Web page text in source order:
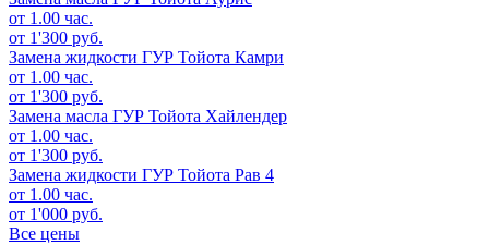
от 1.00 час.
от 1'300 руб.
Замена жидкости ГУР Тойота Камри
от 1.00 час.
от 1'300 руб.
Замена масла ГУР Тойота Хайлендер
от 1.00 час.
от 1'300 руб.
Замена жидкости ГУР Тойота Рав 4
от 1.00 час.
от 1'000 руб.
Все цены